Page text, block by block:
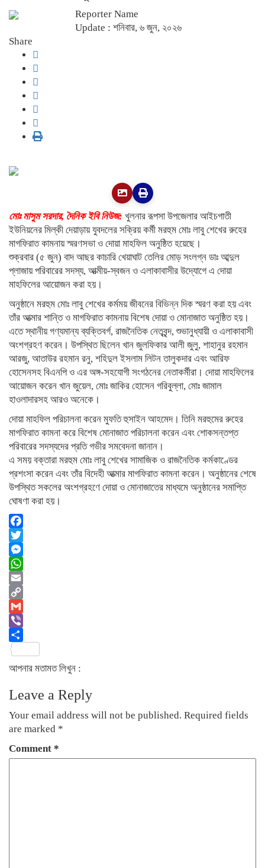
Reporter Name
Update : শনিবার, ৬ জুন, ২০২৬
Share
মোঃ মাসুম সরদার, দৈনিক ইবি নিউজ: খুলনার রূপসা উপজেলার আইচগাতী
ইউনিয়নের মিল্কী দেয়াড়ায় যুবদলের সক্রিয় কর্মী মরহুম মোঃ লাবু শেখের রুহের
মাগফিরাত কামনায় স্মরণসভা ও দোয়া মাহফিল অনুষ্ঠিত হয়েছে।
শুক্রবার (৫ জুন) বাদ আছর কাচারি খেয়াঘাট তেলির মোড় সংলগ্ন ডাঃ আব্দুল
প্লাজায় পরিবারের সদস্য, আত্মীয়-স্বজন ও এলাকাবাসীর উদ্যোগে এ দোয়া
মাহফিলের আয়োজন করা হয়।
অনুষ্ঠানে মরহুম মোঃ লাবু শেখের কর্মময় জীবনের বিভিন্ন দিক স্মরণ করা হয় এবং
তাঁর আত্মার শান্তি ও মাগফিরাত কামনায় বিশেষ দোয়া ও মোনাজাত অনুষ্ঠিত হয়।
এতে স্থানীয় গণ্যমান্য ব্যক্তিবর্গ, রাজনৈতিক নেতৃবৃন্দ, শুভানুধ্যায়ী ও এলাকাবাসী
অংশগ্রহণ করেন। উপস্থিত ছিলেন খান জুলফিকার আলী জুলু, শাহানুর রহমান
আরজু, আতাউর রহমান রনু, শহিদুল ইসলাম লিটন তালুকদার এবং আরিফ
হোসেনসহ বিএনপি ও এর অঙ্গ-সহযোগী সংগঠনের নেতাকর্মীরা। দোয়া মাহফিলের
আয়োজন করেন খান জুয়েল, মোঃ জাকির হোসেন গরিবুল্লা, মোঃ জামাল
হাওলাদারসহ আরও অনেকে।
দোয়া মাহফিল পরিচালনা করেন মুফতি হুসাইন আহমেদ। তিনি মরহুমের রুহের
মাগফিরাত কামনা করে বিশেষ মোনাজাত পরিচালনা করেন এবং শোকসন্তপ্ত
পরিবারের সদস্যদের প্রতি গভীর সমবেদনা জানান।
এ সময় বক্তারা মরহুম মোঃ লাবু শেখের সামাজিক ও রাজনৈতিক কর্মকাণ্ডের
প্রশংসা করেন এবং তাঁর বিদেহী আত্মার মাগফিরাত কামনা করেন। অনুষ্ঠানের শেষে
উপস্থিত সকলের অংশগ্রহণে দোয়া ও মোনাজাতের মাধ্যমে অনুষ্ঠানের সমাপ্তি
ঘোষণা করা হয়।
Facebook
Twitter
Messenger
WhatsApp
Email
Copy
Link
Gmail
Viber
আপনার মতামত লিখুন :
Leave a Reply
Your email address will not be published. Required fields
are marked *
Comment *